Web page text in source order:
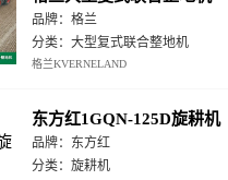
品牌：格兰
分类：大型复式联合整地机
格兰KVERNELAND
东方红1GQN-125D旋耕机
品牌：东方红
分类：旋耕机